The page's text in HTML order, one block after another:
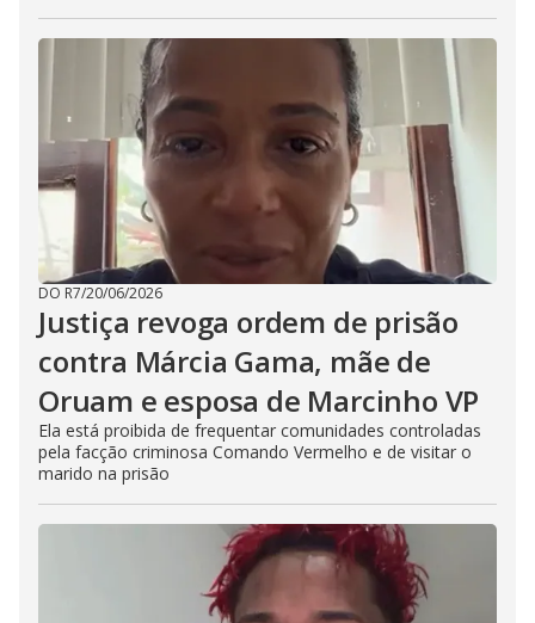
DO R7/20/06/2026
Justiça revoga ordem de prisão
contra Márcia Gama, mãe de
Oruam e esposa de Marcinho VP
Ela está proibida de frequentar comunidades controladas
pela facção criminosa Comando Vermelho e de visitar o
marido na prisão